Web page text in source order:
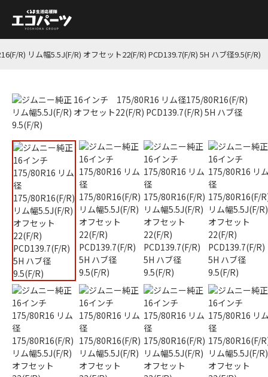
R) リム幅5.5J(F/R) オフセット22(F/R) PCD139.7(F/R) 5H ハブ径9.5(F/R)